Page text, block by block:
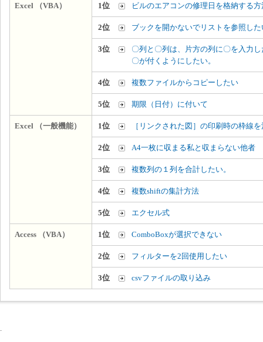
Excel （VBA）
1位 ビルのエアコンの修理日を格納する方
2位 ブックを開かないでリストを参照した
3位
〇列と〇列は、片方の列に〇を入力
〇が付くようにしたい。
4位 複数ファイルからコピーしたい
5位 期限（日付）に付いて
Excel （一般機能） 1位 ［リンクされた図］の印刷時の枠線
2位 A4一枚に収まる私と収まらない他者
3位 複数列の１列を合計したい。
4位 複数shiftの集計方法
5位 エクセル式
Access （VBA） 1位 ComboBoxが選択できない
2位 フィルターを2回使用したい
3位 csvファイルの取り込み